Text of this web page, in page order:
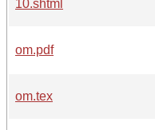
10.shtml
om.pdf
om.tex